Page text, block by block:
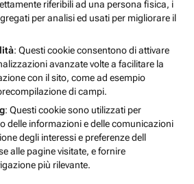
riferibili ad una persona fisica, i
per analisi ed usati per migliorare il
: Questi cookie consentono di attivare
avanzate volte a facilitare la
con il sito, come ad esempio
di campi.
: Questi cookie sono utilizzati per
delle informazioni e delle comunicazioni
degli interessi e preferenze dell
alle pagine visitate, e fornire
più rilevante.